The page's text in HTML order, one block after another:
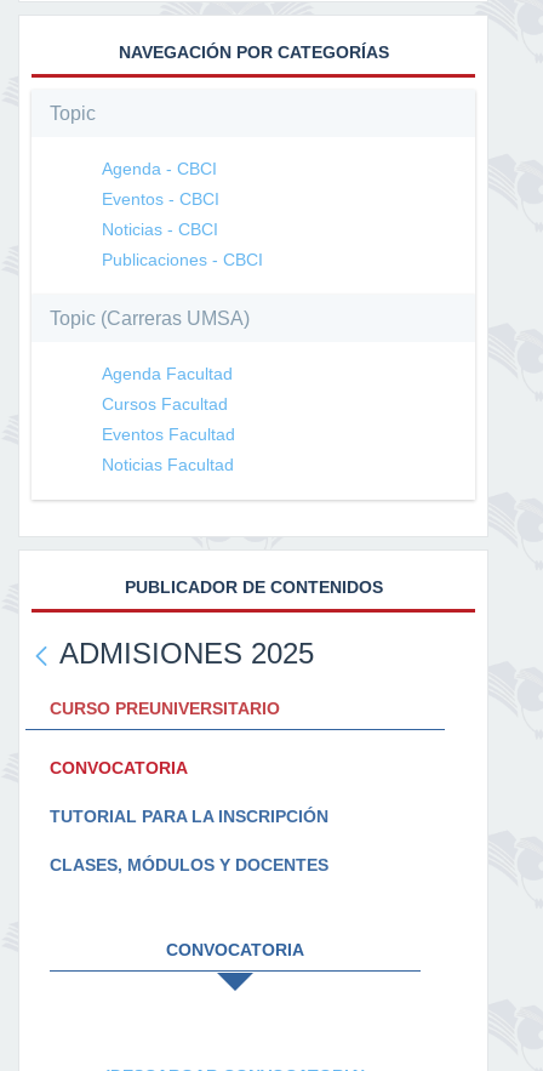
NAVEGACIÓN POR CATEGORÍAS
Topic
Agenda - CBCI
Eventos - CBCI
Noticias - CBCI
Publicaciones - CBCI
Topic (Carreras UMSA)
Agenda Facultad
Cursos Facultad
Eventos Facultad
Noticias Facultad
PUBLICADOR DE CONTENIDOS
ADMISIONES 2025
CURSO PREUNIVERSITARIO
CONVOCATORIA
TUTORIAL PARA LA INSCRIPCIÓN
CLASES, MÓDULOS Y DOCENTES
CONVOCATORIA